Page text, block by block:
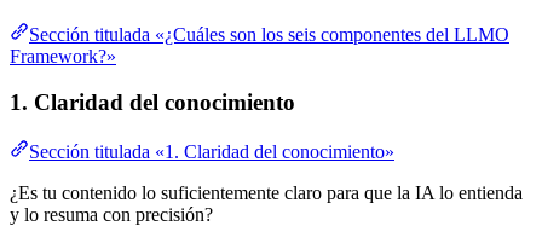
Sección titulada «¿Cuáles son los seis componentes del LLMO
Framework?»
1. Claridad del conocimiento
Sección titulada «1. Claridad del conocimiento»
¿Es tu contenido lo suficientemente claro para que la IA lo entienda
y lo resuma con precisión?